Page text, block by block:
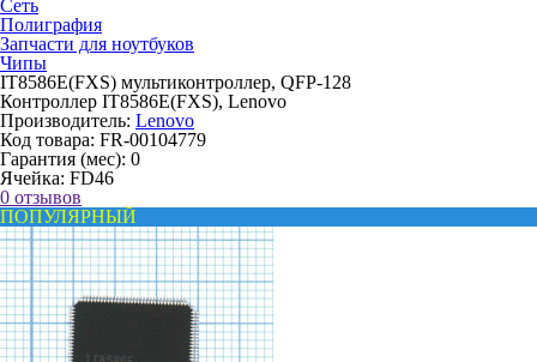
Сеть
Полиграфия
Запчасти для ноутбуков
Чипы
IT8586E(FXS) мультиконтроллер, QFP-128
Контроллер IT8586E(FXS), Lenovo
Производитель: Lenovo
Код товара: FR-00104779
Гарантия (мес): 0
Ячейка: FD46
0 отзывов
ПОПУЛЯРНЫЙ